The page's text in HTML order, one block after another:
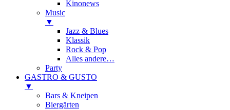
Kinonews
Music
▼
Jazz & Blues
Klassik
Rock & Pop
Alles andere…
Party
GASTRO & GUSTO
▼
Bars & Kneipen
Biergärten